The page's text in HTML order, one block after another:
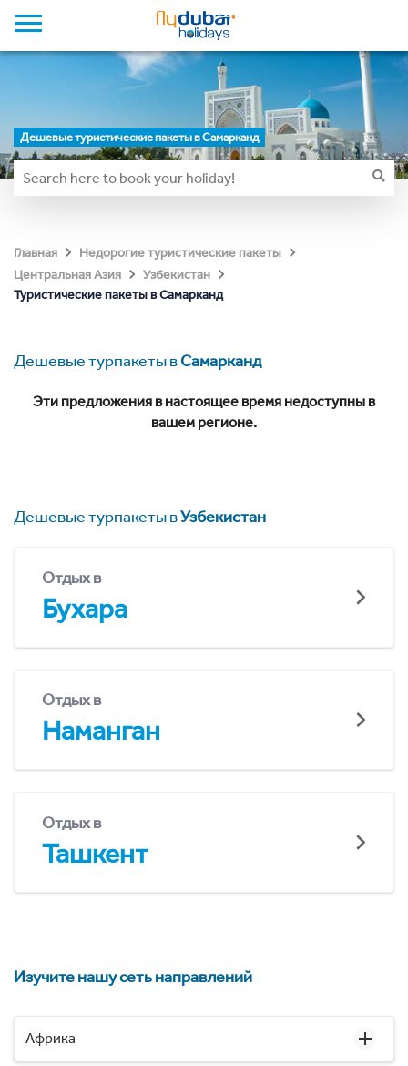
Дешевые туристические пакеты в Самарканд
Главная
Недорогие туристические пакеты
Центральная Азия
Узбекистан
Туристические пакеты в Самарканд
Дешевые турпакеты вСамарканд
Эти предложения в настоящее время недоступны в
вашем регионе.
Дешевые турпакеты вУзбекистан
Отдых в
Бухара
Отдых в
Наманган
Отдых в
Ташкент
Изучите нашу сеть направлений
Африка